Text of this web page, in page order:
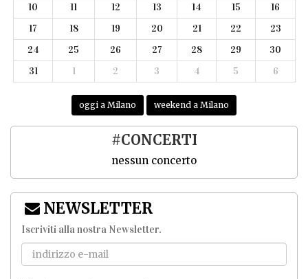
10
11 12 13 14 15
16
17
18 19 20 21 22
23
24
25 26 27 28 29
30
31
1 2 3 4 5 6
oggi a Milano weekend a Milano
#CONCERTI
nessun concerto
NEWSLETTER
Iscriviti alla nostra Newsletter.